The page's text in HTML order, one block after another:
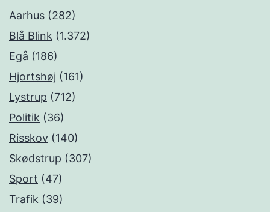
Aarhus (282)
Blå Blink (1.372)
Egå (186)
Hjortshøj (161)
Lystrup (712)
Politik (36)
Risskov (140)
Skødstrup (307)
Sport (47)
Trafik (39)